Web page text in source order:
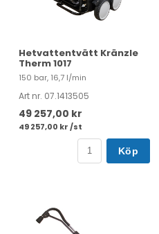
Hetvattentvätt Kränzle
Therm 1017
150 bar, 16,7 l/min
Art nr. 07.1413505
49 257,00 kr
49 257,00 kr /st
Köp